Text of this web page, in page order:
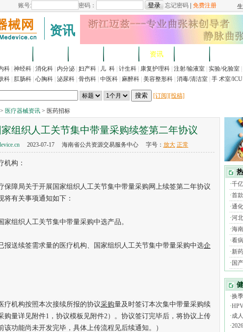
资讯
资讯
科 神经科 消化科 内分泌 妇产科 儿 科 计生科 康复护理科 注射/输液室 实验/化验室
科 肛肠科 心胸科 泌尿科 骨伤科 中医科 麻醉科 美容整形科 消毒/清洁室 手 术室/ICU
[订阅][投稿]
> 医疗器械资讯 > 医药招标
组织人工关节集中带量采购续签第二年协议
2023-07-17 海南省公共资源交易服务中心 字号： 放大 正常
构：
障局关于开展国家组织人工关节集中带量采购网上续签第二年协议
将有关事项通知如下：
组织人工关节集中带量采购中选产品。
送续签需求量的医疗机构、国家组织人工关节集中带量采购中选企
机构按照本次接续所报的协议采购量及时签订本次集中带量采购续
购量详见附件1，协议模板见附件2）。协议签订完毕后，将协议上传
该功能尚未开发完毕，具体上传流程见后续通知。）